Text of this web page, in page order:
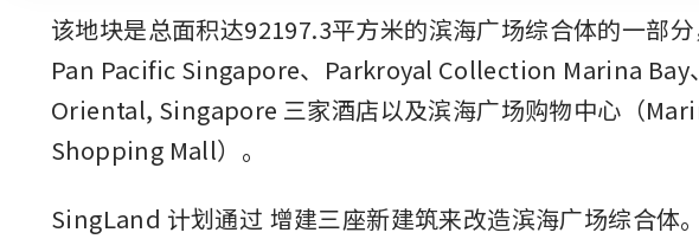
该地块是总面积达92197.3平方米的滨海广场综合体的一部
Pan Pacific Singapore、Parkroyal Collection Marina
Oriental, Singapore 三家酒店以及滨海广场购物中心（
Shopping Mall）。
SingLand 计划通过 增建三座新建筑来改造滨海广场综合体